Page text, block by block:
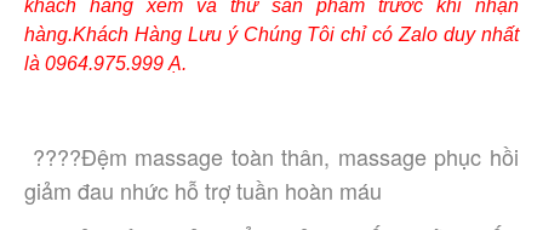
khách hàng xem và thử sản phẩm trước khi nhận
hàng.Khách Hàng Lưu ý Chúng Tôi chỉ có Zalo duy nhất
là 0964.975.999 Ạ.
????Đệm massage toàn thân, massage phục hồi
giảm đau nhức hỗ trợ tuần hoàn máu